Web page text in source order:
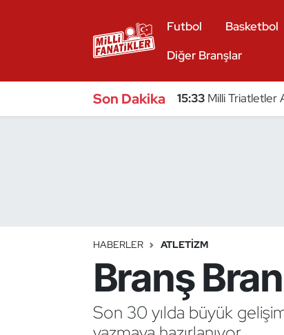
Futbol Basketbol
Diğer Branşlar
Son Dakika 15:33 Milli Triatletler
HABERLER ATLETIZM
Branş
Son 30 yılda büyük